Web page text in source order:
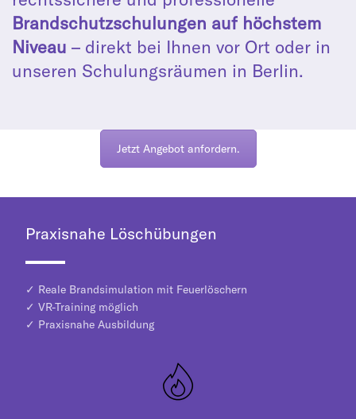
Brandschutzschulungen auf höchstem
Niveau – direkt bei Ihnen vor Ort oder in
unseren Schulungsräumen in Berlin.
Jetzt Angebot anfordern.
Praxisnahe Löschübungen
✓ Reale Brandsimulation mit Feuerlöschern
✓ VR-Training möglich
✓ Praxisnahe Ausbildung